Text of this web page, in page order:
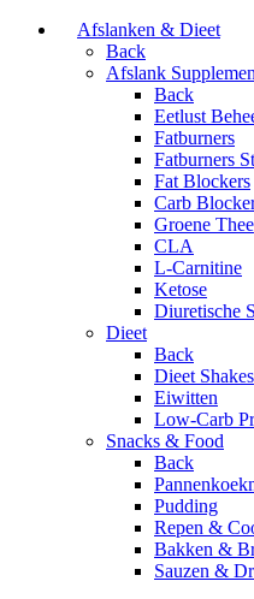
Afslanken & Dieet
Back
Afslank
Back
Eetlust
Fatburners
Fatburners
Fat Blockers
Carb
Groene Thee
CLA
L-Carnitine
Ketose
Diuretische
Dieet
Back
Dieet Shakes
Eiwitten
Low-Carb
Snacks & Food
Back
Pudding
Repen &
Bakken &
Sauzen &